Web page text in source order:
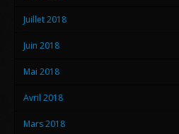
Juillet 2018
Juin 2018
Mai 2018
Avril 2018
Mars 2018